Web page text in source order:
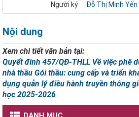
Người ký Đỗ Thị Minh Yến
Nội dung
Xem chi tiết văn bản tại:
Quyết đinh 457/QĐ-THLL Về việc phê
nhà thầu Gói thầu: cung cấp và triển
dụng quản lý điều hành truyền thông
học 2025-2026